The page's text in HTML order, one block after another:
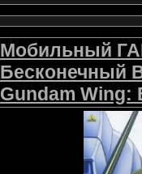
Мобильный
Бесконечный
Gundam Wing: